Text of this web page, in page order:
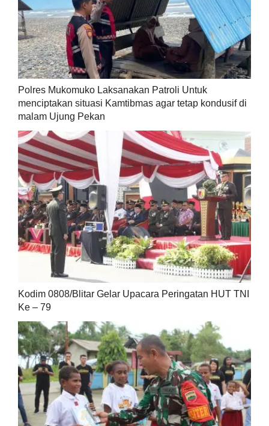
Polres Mukomuko Laksanakan Patroli Untuk
menciptakan situasi Kamtibmas agar tetap kondusif di
malam Ujung Pekan
Kodim 0808/Blitar Gelar Upacara Peringatan HUT TNI
Ke – 79